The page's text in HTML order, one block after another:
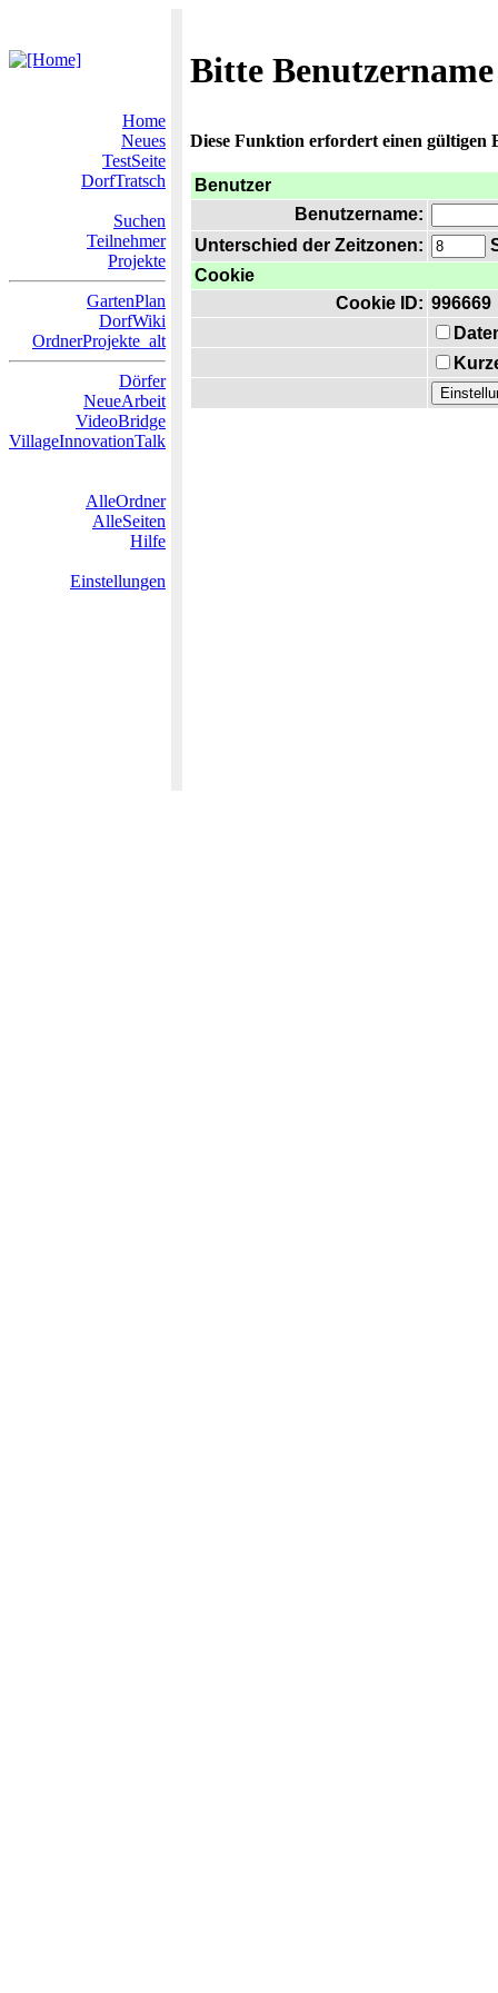
Bitte
Home
Neues
TestSeite
DorfTratsch
Suchen
Teilnehmer
Projekte
GartenPlan
DorfWiki
OrdnerProjekte_alt
Dörfer
NeueArbeit
VideoBridge
VillageInnovationTalk
AlleOrdner
AlleSeiten
Hilfe
Einstellungen
Diese Funktion erfordert einen gültigen
Benutzer
Benutzername:
Unterschied der Zeitzonen:
Cookie
Cookie ID: 996669